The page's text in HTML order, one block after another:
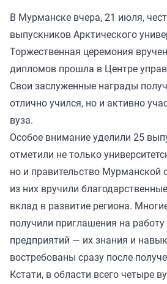
В Мурманске вчера, 21 июля,
выпускников Арктического
Торжественная церемония
дипломов прошла в Центре
Свои заслуженные награды
отлично учился, но и активно
вуза.
Особое внимание уделили 25
отметили не только
но и правительство Мурманской
из них вручили
вклад в развитие региона.
получили приглашения на
предприятий — их знания и
востребованы сразу после
Кстати, в области всего четыре